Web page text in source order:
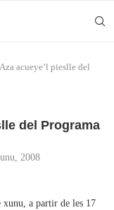
acueye’l pieslle del
del Programa
2008
xunu, a partir de les 17